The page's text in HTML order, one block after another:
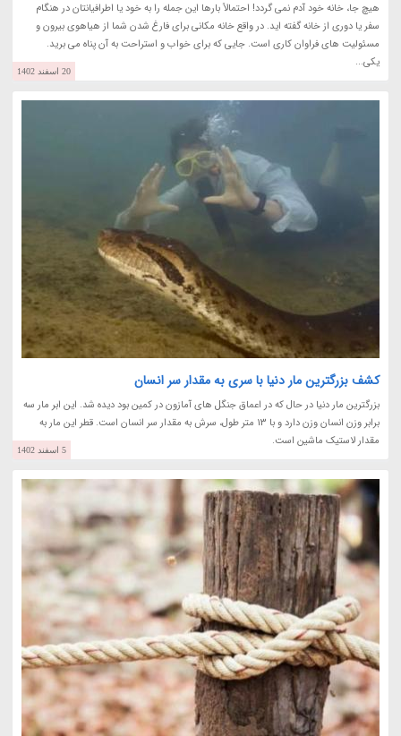
هیچ جا، خانه خود آدم نمی گردد! احتمالاً بارها این جمله را به خود یا اطرافیانتان در هنگام
سفر یا دوری از خانه گفته اید. در واقع خانه مکانی برای فارغ شدن شما از هیاهوی بیرون و
مسئولیت های فراوان کاری است. جایی که برای خواب و استراحت به آن پناه می برید.
یکی...
20 اسفند 1402
کشف بزرگترین مار دنیا با سری به مقدار سر انسان
بزرگترین مار دنیا در حال که در اعماق جنگل های آمازون در کمین بود دیده شد. این ابر مار سه
برابر وزن انسان وزن دارد و با 13 متر طول، سرش به مقدار سر انسان است. قطر این مار به
مقدار لاستیک ماشین است.
5 اسفند 1402